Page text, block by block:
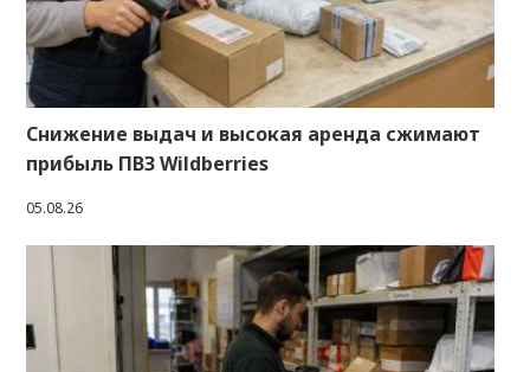
Снижение выдач и высокая аренда сжимают
прибыль ПВЗ Wildberries
05.08.26